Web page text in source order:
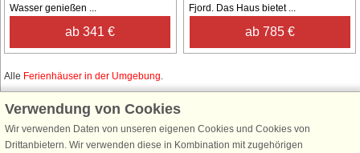
Wasser genießen ...
ab 341 €
Fjord. Das Haus bietet ...
ab 785 €
Alle Ferienhäuser in der Umgebung.
Schließen Sie sich 100.000 Ferienhaus-Fans an
Verwendung von Cookies
Wir verwenden Daten von unseren eigenen Cookies und Cookies von
Drittanbietern. Wir verwenden diese in Kombination mit zugehörigen